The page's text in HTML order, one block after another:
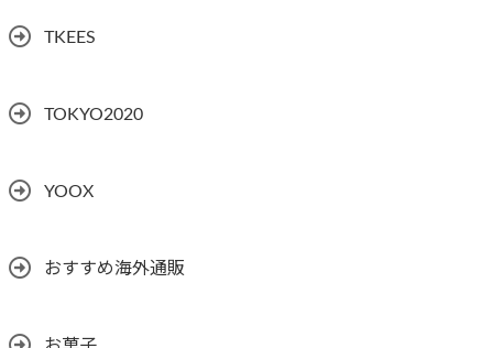
TKEES
TOKYO2020
YOOX
おすすめ海外通販